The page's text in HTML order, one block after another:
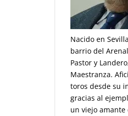
Nacido en
barrio del
Pastor y
Maestranza.
toros desde su
gracias al
un viejo amante